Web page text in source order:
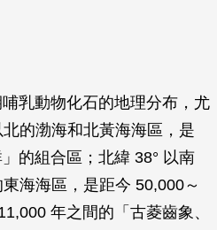
乳動物化石的地理分布，尤
的渤海和北黃海海區，是
的組合區；北緯 38° 以南
海海區，是距今 50,000～
年之間的「古菱齒象、